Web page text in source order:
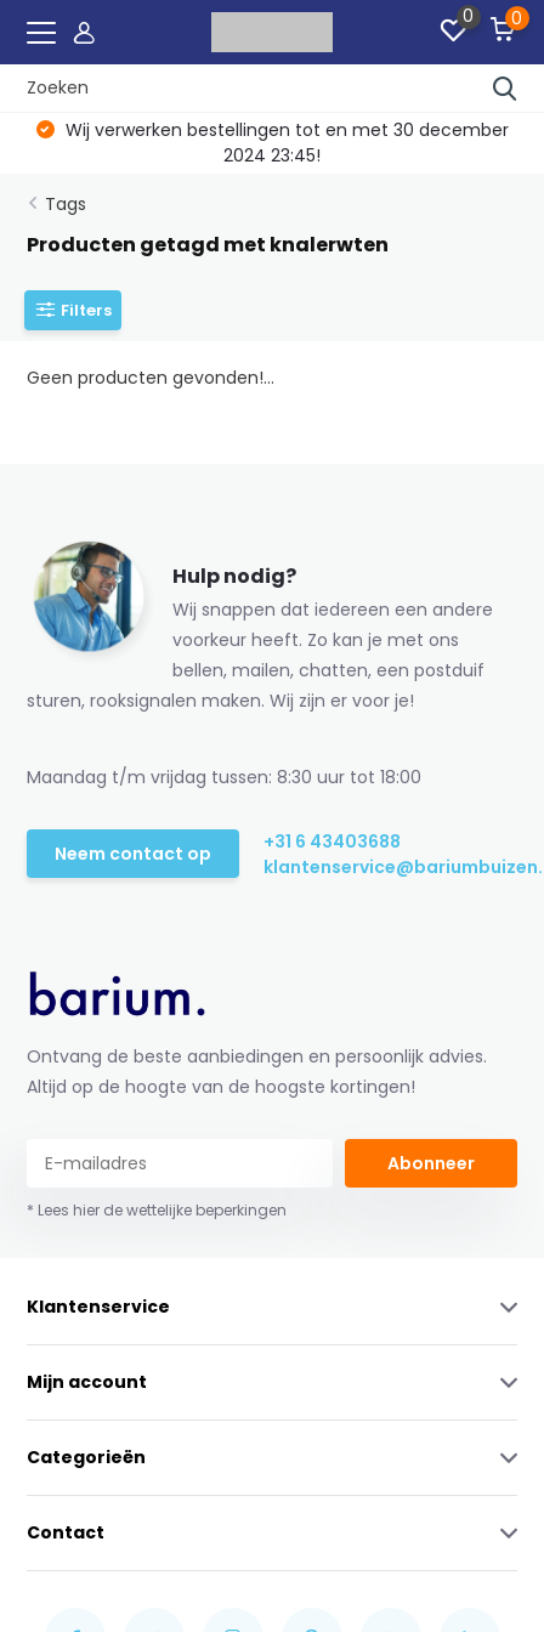
0 0
Wij verwerken bestellingen tot en met 30 december
2024 23:45!
Tags
Producten getagd met knalerwten
Filters
Geen producten gevonden!...
Hulp nodig?
Wij snappen dat iedereen een andere
voorkeur heeft. Zo kan je met ons
bellen, mailen, chatten, een postduif
sturen, rooksignalen maken. Wij zijn er voor je!
Maandag t/m vrijdag tussen: 8:30 uur tot 18:00
Neem contact op
+31 6 43403688
Ontvang de beste aanbiedingen en persoonlijk advies.
Altijd op de hoogte van de hoogste kortingen!
Abonneer
* Lees hier de wettelijke beperkingen
Klantenservice
Mijn account
Categorieën
Contact